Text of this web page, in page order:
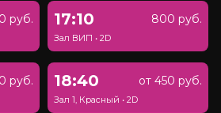
руб. 17:10 800 руб.
Зал ВИП • 2D
руб. 18:40 от 450 руб.
Зал 1, Красный • 2D